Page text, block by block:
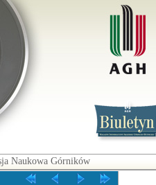
Naukowa Górników